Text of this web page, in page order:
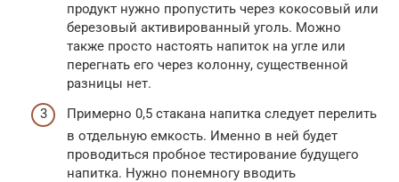
продукт нужно пропустить через кокосовый или
березовый активированный уголь. Можно
также просто настоять напиток на угле или
перегнать его через колонну, существенной
разницы нет.
Примерно 0,5 стакана напитка следует перелить
в отдельную емкость. Именно в ней будет
проводиться пробное тестирование будущего
напитка. Нужно понемногу вводить